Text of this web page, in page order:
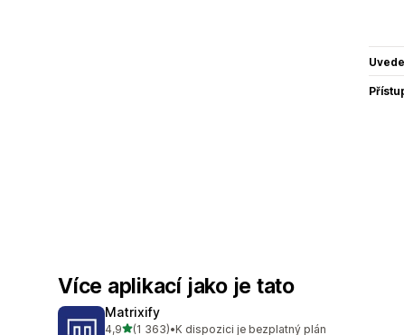
Více aplikací jako je tato
Matrixify
4,9z 5 hvězd
(1 363)•K dispozici je bezplatný plán